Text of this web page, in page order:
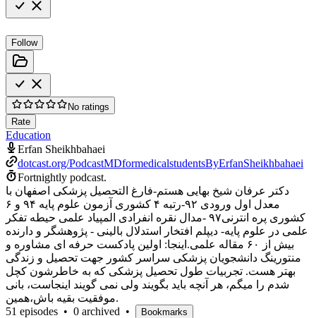
Follow
No ratings
Rate
Education
Erfan Sheikhbahaei
dotcast.org/PodcastMDformedicalstudentsByErfanSheikhbahaei
Fortnightly podcast.
دکتر عرفان شیخ بهایی هستم-فارغ التحصیل پزشکی اصفهان با
معدل اول ورودی ۹۲-رتبه ۴ کشوری آزمون علوم پایه ۹۴ و ۶
کشوری پره انترنی۹۷ -مدال نقره انفرادی المپیاد علمی حیطه تفکر
علمی در علوم پایه- دیپلم افتخار استدلال بالینی - پژوهشگر و دارنده
بیش از ۶۰ مقاله علمی.اینجا: اولین پادکست حرفه ای مشاوره و
منتورینگ دانشجویان پزشکی سراسر کشور جهت تحصیل و زندگی
بهتر هست. تجربیات طول تحصیل پزشکی که به خاطرشون کچل
شدم را میگم، هر آنچه باید بگویند ولی نمی گویند اینجاست، بانی
موفقیت بقیه باش،همین.
51 episodes • 0 archived • Bookmarks